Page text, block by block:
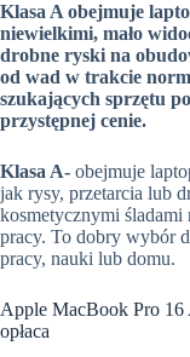
Klasa A obejmuje
niewielkimi, mało
drobne ryski na
od wad w trakcie
szukających sprzętu
przystępnej cenie.
Klasa A- obejmuje
jak rysy, przetarcia lub
kosmetycznymi
pracy. To dobry wybór
pracy, nauki lub domu.
Apple MacBook Pro 16
opłaca